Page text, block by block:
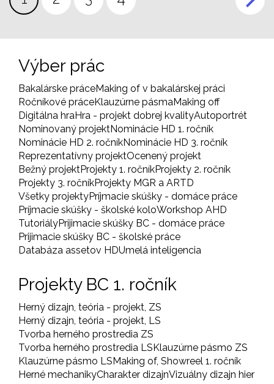
Výber prác
Bakalárske práceMaking of v bakalárskej práci
Ročníkové práceKlauzúrne pásmaMaking off
Digitálna hraHra - projekt dobrej kvalityAutoportrét
Nominovaný projektNominácie HD 1. ročník
Nominácie HD 2. ročníkNominácie HD 3. ročník
Reprezentatívny projektOcenený projekt
Bežný projektProjekty 1. ročníkProjekty 2. ročník
Projekty 3. ročníkProjekty MGR a ARTD
Všetky projektyPríjmacie skúšky - domáce práce
Príjmacie skúšky - školské koloWorkshop AHD
TutoriályPrijimacie skúšky BC - domáce práce
Prijimacie skúšky BC - školské práce
Databáza assetov HDUmelá inteligencia
Projekty BC 1. ročník
Herný dizajn, teória - projekt, ZS
Herný dizajn, teória - projekt, LS
Tvorba herného prostredia ZS
Tvorba herného prostredia LSKlauzúrne pásmo ZS
Klauzúrne pásmo LSMaking of, Showreel 1. ročník
Herné mechanikyCharakter dizajnVizuálny dizajn hier